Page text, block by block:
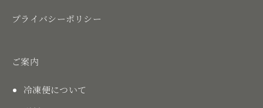
プライバシーポリシー
ご案内
冷凍便について